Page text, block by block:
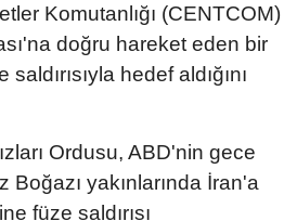
Komutanlığı (CENTCOM)
doğru hareket eden bir
hedef aldığını
Ordusu, ABD'nin gece
yakınlarında İran'a
füze saldırısı